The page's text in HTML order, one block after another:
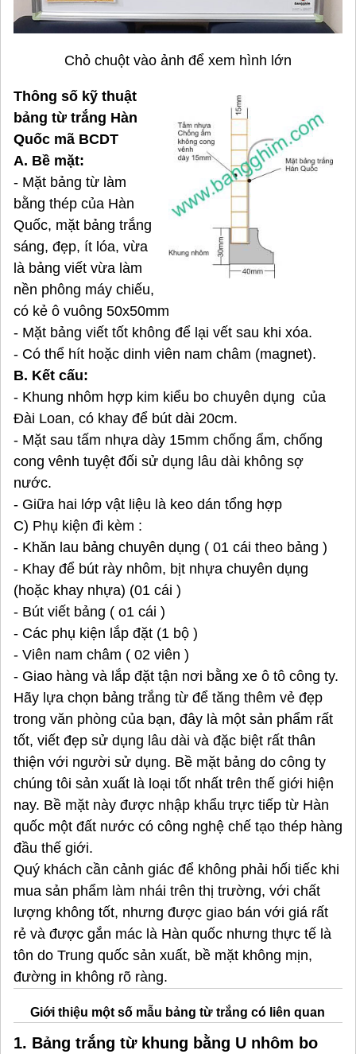
Chỏ chuột vào ảnh để xem hình lớn
Thông số kỹ thuật
bảng từ trắng Hàn
Quốc mã BCDT
A. Bề mặt:
- Mặt bảng từ làm
bằng thép của Hàn
Quốc, mặt bảng trắng
sáng, đẹp, ít lóa, vừa
là bảng viết vừa làm
nền phông máy chiếu,
có kẻ ô vuông 50x50mm
- Mặt bảng viết tốt không để lại vết sau khi xóa.
- Có thể hít hoặc dinh viên nam châm (magnet).
B. Kết cấu:
- Khung nhôm hợp kim kiểu bo chuyên dụng của
Đài Loan, có khay để bút dài 20cm.
- Mặt sau tấm nhựa dày 15mm chống ẩm, chống
cong vênh tuyệt đối sử dụng lâu dài không sợ
nước.
- Giữa hai lớp vật liệu là keo dán tổng hợp
C) Phụ kiện đi kèm :
- Khăn lau bảng chuyên dụng ( 01 cái theo bảng )
- Khay để bút rày nhôm, bịt nhựa chuyên dụng
(hoặc khay nhựa) (01 cái )
- Bút viết bảng ( o1 cái )
- Các phụ kiện lắp đặt (1 bộ )
- Viên nam châm ( 02 viên )
- Giao hàng và lắp đặt tận nơi bằng xe ô tô công ty.
Hãy lựa chọn bảng trắng từ để tăng thêm vẻ đẹp
trong văn phòng của bạn, đây là một sản phẩm rất
tốt, viết đẹp sử dụng lâu dài và đặc biệt rất thân
thiện với người sử dụng. Bề mặt bảng do công ty
chúng tôi sản xuất là loại tốt nhất trên thế giới hiện
nay. Bề mặt này được nhập khẩu trực tiếp từ Hàn
quốc một đất nước có công nghệ chế tạo thép hàng
đầu thế giới.
Quý khách cần cảnh giác để không phải hối tiếc khi
mua sản phẩm làm nhái trên thị trường, với chất
lượng không tốt, nhưng được giao bán với giá rất
rẻ và được gắn mác là Hàn quốc nhưng thực tế là
tôn do Trung quốc sản xuất, bề mặt không mịn,
đường in không rõ ràng.
Giới thiệu một số mẫu bảng từ trắng có liên quan
1. Bảng trắng từ khung bằng U nhôm bo